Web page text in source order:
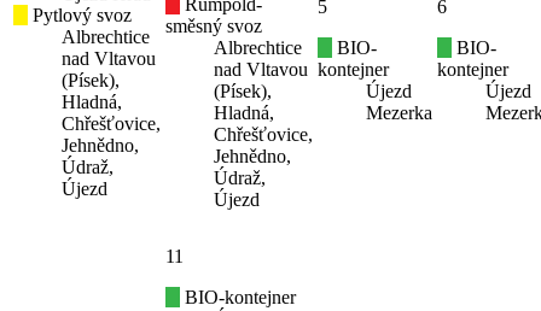
Pytlový svoz
Albrechtice
nad Vltavou
(Písek),
Hladná,
Chřešťovice,
Jehnědno,
Údraž,
Újezd
směsný svoz
Albrechtice
nad Vltavou
(Písek),
Hladná,
Chřešťovice,
Jehnědno,
Údraž,
Újezd
5
BIO-
kontejner
Újezd
Mezerka
6
BIO-
kontejner
Újezd
11
BIO-kontejner